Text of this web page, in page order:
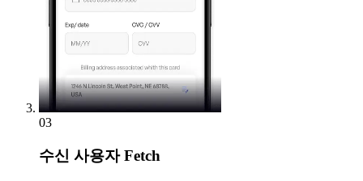
03
수신 사용자 Fetch